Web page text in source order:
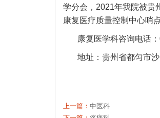
学分会，2021年我院被贵
康复医疗质量控制中心哨
康复医学科咨询电话
地址：贵州省都匀市
上一篇： 中医科